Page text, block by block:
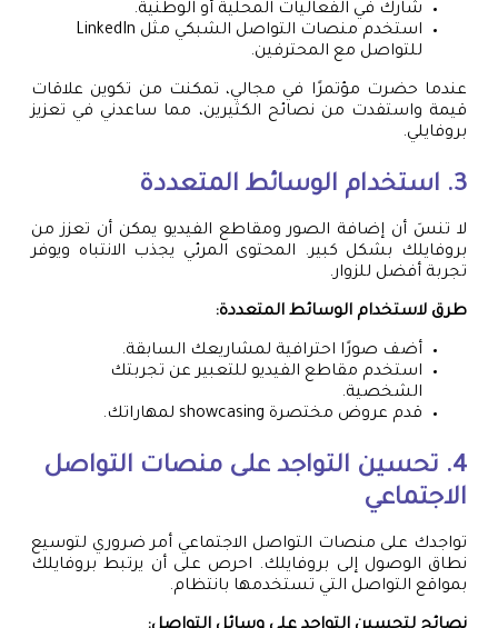
شارك في الفعاليات المحلية أو الوطنية.
استخدم منصات التواصل الشبكي مثل LinkedIn
للتواصل مع المحترفين.
عندما حضرت مؤتمرًا في مجالي، تمكنت من تكوين علاقات
قيمة واستفدت من نصائح الكثيرين، مما ساعدني في تعزيز
بروفايلي.
3. استخدام الوسائط المتعددة
لا تنسَ أن إضافة الصور ومقاطع الفيديو يمكن أن تعزز من
بروفايلك بشكل كبير. المحتوى المرئي يجذب الانتباه ويوفر
تجربة أفضل للزوار.
طرق لاستخدام الوسائط المتعددة:
أضف صورًا احترافية لمشاريعك السابقة.
استخدم مقاطع الفيديو للتعبير عن تجربتك
الشخصية.
قدم عروض مختصرة showcasing لمهاراتك.
4. تحسين التواجد على منصات التواصل
الاجتماعي
تواجدك على منصات التواصل الاجتماعي أمر ضروري لتوسيع
نطاق الوصول إلى بروفايلك. احرص على أن يرتبط بروفايلك
بمواقع التواصل التي تستخدمها بانتظام.